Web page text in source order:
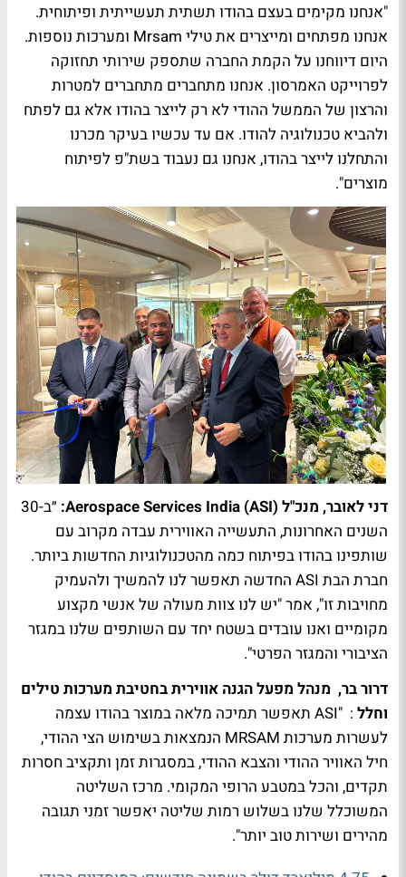
"אנחנו מקימים בעצם בהודו תשתית תעשייתית ופיתוחית.
אנחנו מפתחים ומייצרים את טילי Mrsam ומערכות נוספות.
היום דיווחנו על הקמת החברה שתספק שירותי תחזוקה
לפרוייקט האמרסון. אנחנו מתחברים מתחברים למטרות
והרצון של הממשל ההודי לא רק לייצר בהודו אלא גם לפתח
ולהביא טכנולוגיה להודו. אם עד עכשיו בעיקר מכרנו
והתחלנו לייצר בהודו, אנחנו גם נעבוד בשת"פ לפיתוח
מוצרים".
דני לאובר, מנכ"ל Aerospace Services India (ASI):
״ב-30
השנים האחרונות, התעשייה האווירית עבדה מקרוב עם
שותפינו בהודו בפיתוח כמה מהטכנולוגיות החדשות ביותר.
חברת הבת ASI החדשה תאפשר לנו להמשיך ולהעמיק
מחויבות זו", אמר "יש לנו צוות מעולה של אנשי מקצוע
מקומיים ואנו עובדים בשטח יחד עם השותפים שלנו במגזר
הציבורי והמגזר הפרטי".
דרור בר, מנהל מפעל הגנה אווירית בחטיבת מערכות טילים
וחלל
: "ASI תאפשר תמיכה מלאה במוצר בהודו עצמה
לעשרות מערכות MRSAM הנמצאות בשימוש הצי ההודי,
חיל האוויר ההודי והצבא ההודי, במסגרות זמן ותקציב חסרות
תקדים, והכל במטבע הרופי המקומי. מרכז השליטה
המשוכלל שלנו בשלוש רמות שליטה יאפשר זמני תגובה
מהירים ושירות טוב יותר".